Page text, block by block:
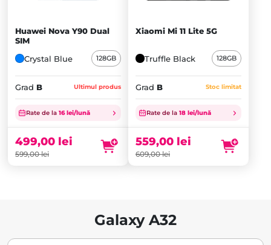
Huawei Nova Y90 Dual
SIM
Crystal Blue
128GB
Grad B Ultimul produs
Rate de la 16 lei/lună
599,00lei
Prețul
inițial
fost:
599,00 lei.
499,00 lei
Prețul
este:
499,00 lei.
Xiaomi Mi 11 Lite 5G
Truffle Black 128GB
Grad B Stoc limitat
Rate de la 18 lei/lună
609,00lei
Prețul
inițial
fost:
609,00 lei.
559,00 lei
Prețul
este:
559,00 lei.
Galaxy A32